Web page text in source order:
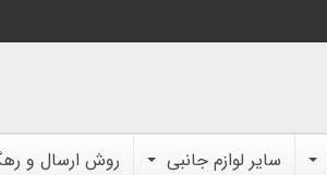
سایر لوازم جانبی روش ارسال و